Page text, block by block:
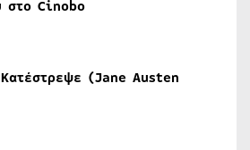
στο Cinobo
Κατέστρεψε (Jane Austen